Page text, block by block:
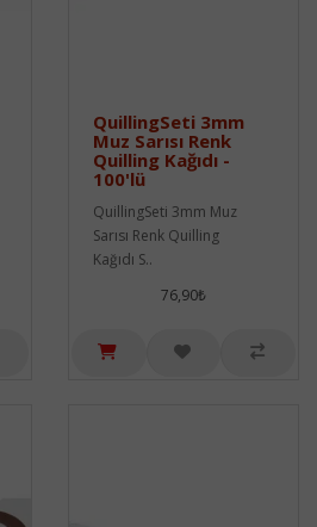
QuillingSeti 3mm
Muz Sarısı Renk
Quilling Kağıdı -
100'lü
QuillingSeti 3mm Muz
Sarısı Renk Quilling
Kağıdı S..
76,90₺